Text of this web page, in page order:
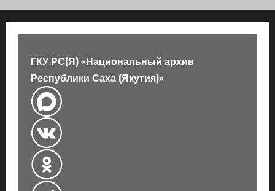
з
а
п
и
с
и
ГКУ РС(Я) «Национальный архив
Республики Саха (Якутия)»